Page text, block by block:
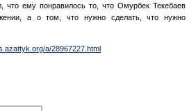
что ему понравилось то, что Омурбек Текебаев
а о том, что нужно сделать, что нужно
a/28967227.html